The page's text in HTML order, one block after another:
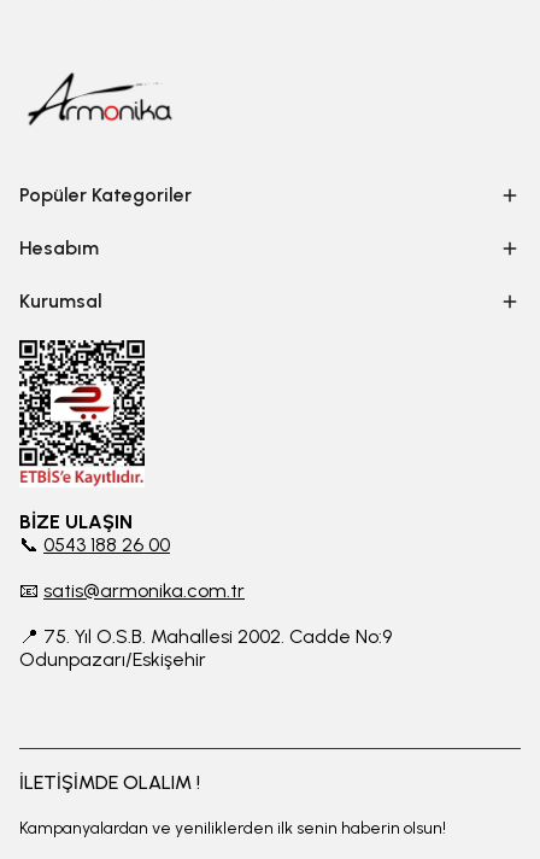
Popüler Kategoriler
Hesabım
Kurumsal
BİZE ULAŞIN
📞 0543 188 26 00
📧 satis@armonika.com.tr
📍 75. Yıl O.S.B. Mahallesi 2002. Cadde No:9
Odunpazarı/Eskişehir
İLETİŞİMDE OLALIM !
Kampanyalardan ve yeniliklerden ilk senin haberin olsun!